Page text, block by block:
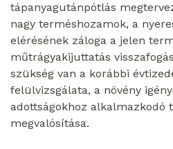
tápanyagutánpótlás
nagy terméshozamok, a
elérésének záloga a jelen
műtrágyakijuttatás
szükség van a korábbi
felülvizsgálata, a növény
adottságokhoz alkalmazkodó
megvalósítása.